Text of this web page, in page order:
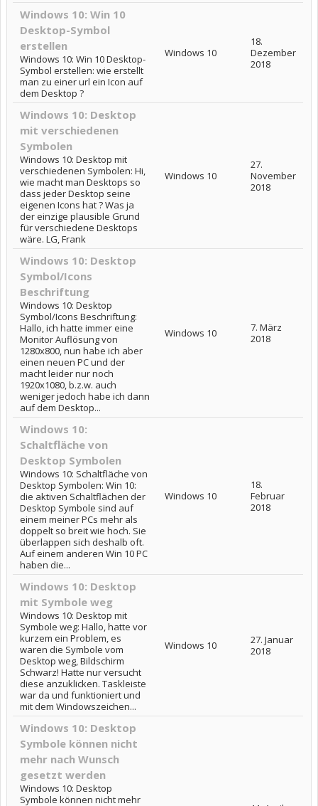
Windows 10: Win 10
Desktop-Symbol
erstellen
Windows 10: Win 10 Desktop-
Symbol erstellen: wie erstellt
man zu einer url ein Icon auf
dem Desktop ?
Windows 10
18.
Dezember
2018
Windows 10: Desktop
mit verschiedenen
Symbolen
Windows 10: Desktop mit
verschiedenen Symbolen: Hi,
wie macht man Desktops so
dass jeder Desktop seine
eigenen Icons hat ? Was ja
der einzige plausible Grund
für verschiedene Desktops
wäre. LG, Frank
Windows 10
27.
November
2018
Windows 10: Desktop
Symbol/Icons
Beschriftung
Windows 10: Desktop
Symbol/Icons Beschriftung:
Hallo, ich hatte immer eine
Monitor Auflösung von
1280x800, nun habe ich aber
einen neuen PC und der
macht leider nur noch
1920x1080, b.z.w. auch
weniger jedoch habe ich dann
auf dem Desktop...
Windows 10
7. März
2018
Windows 10:
Schaltfläche von
Desktop Symbolen
Windows 10: Schaltfläche von
Desktop Symbolen: Win 10:
die aktiven Schaltflächen der
Desktop Symbole sind auf
einem meiner PCs mehr als
doppelt so breit wie hoch. Sie
überlappen sich deshalb oft.
Auf einem anderen Win 10 PC
haben die...
Windows 10
18.
Februar
2018
Windows 10: Desktop
mit Symbole weg
Windows 10: Desktop mit
Symbole weg: Hallo, hatte vor
kurzem ein Problem, es
waren die Symbole vom
Desktop weg, Bildschirm
Schwarz! Hatte nur versucht
diese anzuklicken. Taskleiste
war da und funktioniert und
mit dem Windowszeichen...
Windows 10
27. Januar
2018
Windows 10: Desktop
Symbole können nicht
mehr nach Wunsch
gesetzt werden
Windows 10: Desktop
Symbole können nicht mehr